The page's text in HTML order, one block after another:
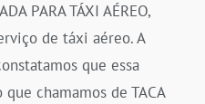
PARA TÁXI AÉREO,
de táxi aéreo. A
que essa
chamamos de TACA